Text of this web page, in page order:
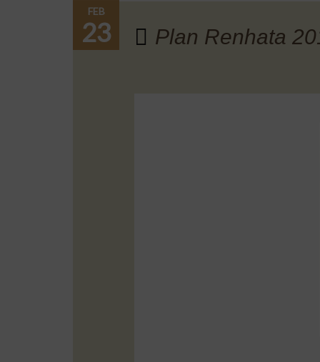
FEB
23 Plan Renhata